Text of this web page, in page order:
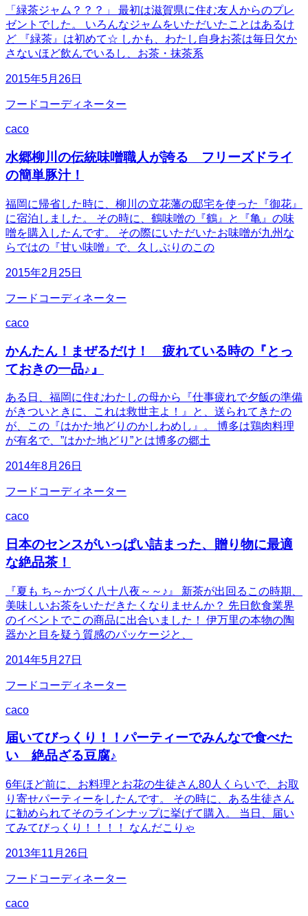
「緑茶ジャム？？？」 最初は滋賀県に住む友人からのプレ
ゼントでした。 いろんなジャムをいただいたことはあるけ
ど 『緑茶』は初めて☆ しかも、わたし自身お茶は毎日欠か
さないほど飲んでいるし、お茶・抹茶系
2015年5月26日
フードコーディネーター
caco
水郷柳川の伝統味噌職人が誇る フリーズドライ
の簡単豚汁！
福岡に帰省した時に、柳川の立花藩の邸宅を使った『御花』
に宿泊しました。 その時に、鶴味噌の『鶴』と『亀』の味
噌を購入したんです。 その際にいただいたお味噌が九州な
らではの『甘い味噌』で、久しぶりのこの
2015年2月25日
フードコーディネーター
caco
かんたん！まぜるだけ！ 疲れている時の『とっ
ておきの一品♪』
ある日、福岡に住むわたしの母から『仕事疲れで夕飯の準備
がきついときに、これは救世主よ！』と、送られてきたの
が、この『はかた地どりのかしわめし』。 博多は鶏肉料理
が有名で、”はかた地どり”とは博多の郷土
2014年8月26日
フードコーディネーター
caco
日本のセンスがいっぱい詰まった、贈り物に最適
な絶品茶！
『夏も ち～かづく八十八夜～～♪』 新茶が出回るこの時期、
美味しいお茶をいただきたくなりませんか？ 先日飲食業界
のイベントでこの商品に出合いました！ 伊万里の本物の陶
器かと目を疑う質感のパッケージと、
2014年5月27日
フードコーディネーター
caco
届いてびっくり！！パーティーでみんなで食べた
い 絶品ざる豆腐♪
6年ほど前に、お料理とお花の生徒さん80人くらいで、お取
り寄せパーティーをしたんです。 その時に、ある生徒さん
に勧められてそのラインナップに挙げて購入。 当日、届い
てみてびっくり！！！！ なんだこりゃ
2013年11月26日
フードコーディネーター
caco